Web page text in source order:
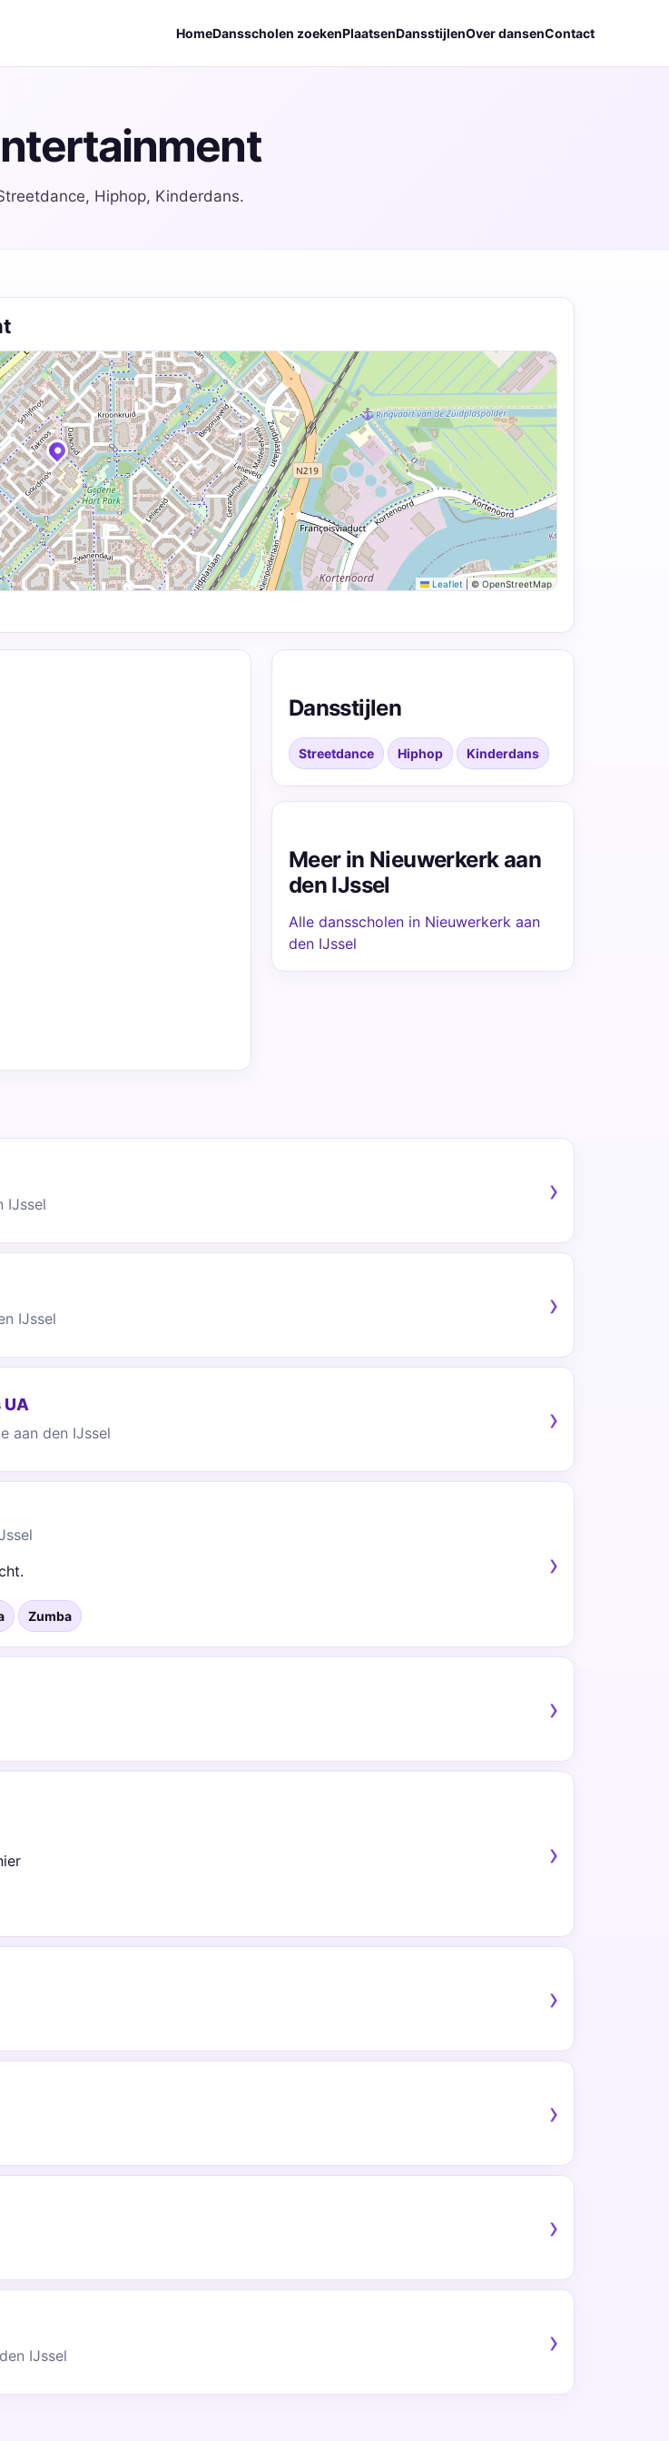
HomeDansscholen zoekenPlaatsenDansstijlenOver dansenContact
Hiphop, Kinderdans.
Leaflet © OpenStreetMap
Dansstijlen
Streetdance Hiphop Kinderdans
Meer in Nieuwerkerk aan
den IJssel
Alle dansscholen in Nieuwerkerk aan
den IJssel
IJssel
IJssel
aan den IJssel
Zumba
IJssel